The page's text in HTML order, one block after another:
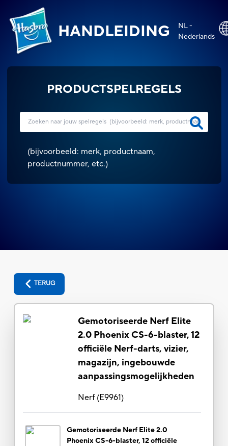
HANDLEIDING
NL -
Nederlands
PRODUCTSPELREGELS
(bijvoorbeeld: merk, productnaam,
productnummer, etc.)
TERUG
Gemotoriseerde Nerf Elite
2.0 Phoenix CS-6-blaster, 12
officiële Nerf-darts, vizier,
magazijn, ingebouwde
aanpassingsmogelijkheden
Nerf(E9961)
Gemotoriseerde Nerf Elite 2.0
Phoenix CS-6-blaster, 12 officiële